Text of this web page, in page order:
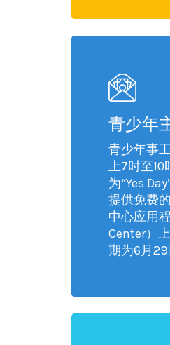
青少年
青少年事
上7时至10
为“Yes
提供免费
中心应用
Center）
期为6月29